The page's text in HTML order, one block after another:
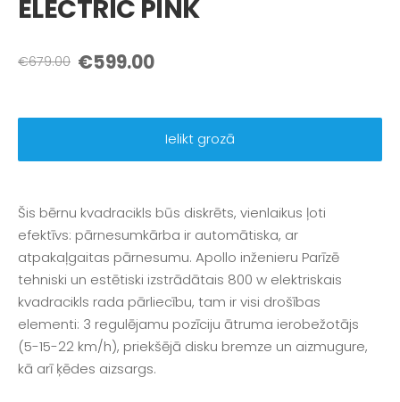
ELECTRIC PINK
€679.00 €599.00
Ielikt grozā
Šis bērnu kvadracikls būs diskrēts, vienlaikus ļoti
efektīvs: pārnesumkārba ir automātiska, ar
atpakaļgaitas pārnesumu. Apollo inženieru Parīzē
tehniski un estētiski izstrādātais 800 w elektriskais
kvadracikls rada pārliecību, tam ir visi drošības
elementi: 3 regulējamu pozīciju ātruma ierobežotājs
(5-15-22 km/h), priekšējā disku bremze un aizmugure,
kā arī ķēdes aizsargs.